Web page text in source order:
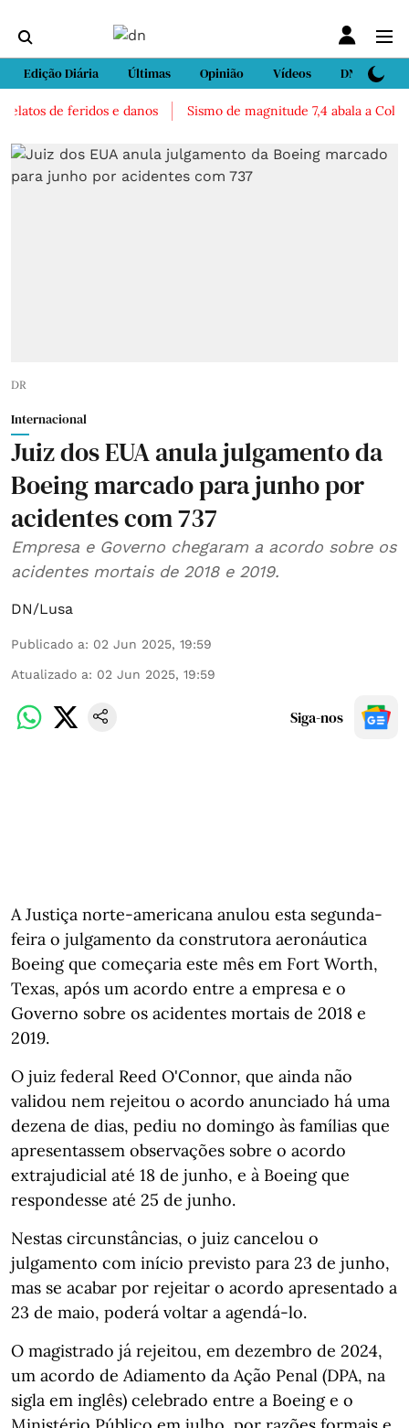
Edição Diária Últimas Opinião Vídeos DN Sport
de feridos e danos Sismo de magnitude 7,4 abala a
DR
Internacional
Juiz dos EUA anula julgamento da
Boeing marcado para junho por
acidentes com 737
Empresa e Governo chegaram a acordo sobre os
acidentes mortais de 2018 e 2019.
DN/Lusa
Publicado a: 02 Jun 2025, 19:59
Atualizado a: 02 Jun 2025, 19:59
Siga-nos
A Justiça norte-americana anulou esta segunda-
feira o julgamento da construtora aeronáutica
Boeing que começaria este mês em Fort Worth,
Texas, após um acordo entre a empresa e o
Governo sobre os acidentes mortais de 2018 e
2019.
O juiz federal Reed O'Connor, que ainda não
validou nem rejeitou o acordo anunciado há uma
dezena de dias, pediu no domingo às famílias que
apresentassem observações sobre o acordo
extrajudicial até 18 de junho, e à Boeing que
respondesse até 25 de junho.
Nestas circunstâncias, o juiz cancelou o
julgamento com início previsto para 23 de junho,
mas se acabar por rejeitar o acordo apresentado a
23 de maio, poderá voltar a agendá-lo.
O magistrado já rejeitou, em dezembro de 2024,
um acordo de Adiamento da Ação Penal (DPA, na
sigla em inglês) celebrado entre a Boeing e o